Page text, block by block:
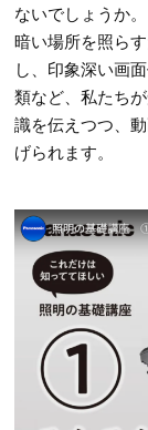
ないでしょうか。
暗い場所を照ら
し、印象深い画
類など、私たち
識を伝えつつ、
げられます。